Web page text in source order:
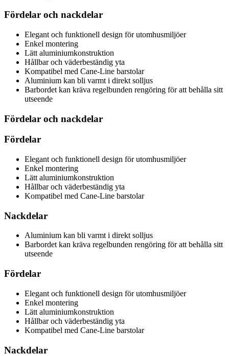
Fördelar och nackdelar
Elegant och funktionell design för utomhusmiljöer
Enkel montering
Lätt aluminiumkonstruktion
Hållbar och väderbeständig yta
Kompatibel med Cane-Line barstolar
Aluminium kan bli varmt i direkt solljus
Barbordet kan kräva regelbunden rengöring för att behålla sitt
utseende
Fördelar och nackdelar
Fördelar
Elegant och funktionell design för utomhusmiljöer
Enkel montering
Lätt aluminiumkonstruktion
Hållbar och väderbeständig yta
Kompatibel med Cane-Line barstolar
Nackdelar
Aluminium kan bli varmt i direkt solljus
Barbordet kan kräva regelbunden rengöring för att behålla sitt
utseende
Fördelar
Elegant och funktionell design för utomhusmiljöer
Enkel montering
Lätt aluminiumkonstruktion
Hållbar och väderbeständig yta
Kompatibel med Cane-Line barstolar
Nackdelar